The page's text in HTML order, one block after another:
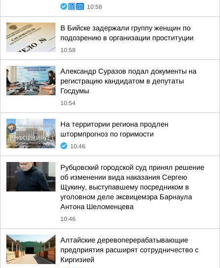
10:58
В Бийске задержали группу женщин по
подозрению в организации проституции
10:58
Александр Суразов подал документы на
регистрацию кандидатом в депутаты
Госдумы
10:54
На территории региона продлен
штормпрогноз по горимости
10:46
Рубцовский городской суд принял решение
об изменении вида наказания Сергею
Щукину, выступавшему посредником в
уголовном деле эксвицемэра Барнаула
Антона Шеломенцева
10:46
Алтайские деревоперерабатывающие
предприятия расширят сотрудничество с
Киргизией